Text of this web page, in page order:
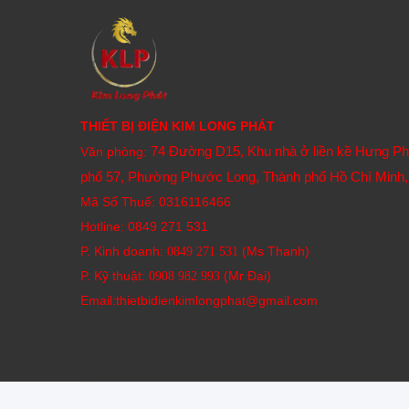
THIẾT BỊ ĐIỆN KIM LONG PHÁT
Văn phòng: 74 Đường D15, Khu nhà ở liền kề Hưng
phố 57, Phường Phước Long, Thành phố Hồ Chí
Mã Số Thuế: 0316116466
Hotline: 0849 271 531
P. Kinh doanh: 0849 271 531 (Ms Thanh)
P. Kỹ thuật: 0908 982 993​ (Mr Đại)
Email:thietbidienkimlongphat@gmail.com